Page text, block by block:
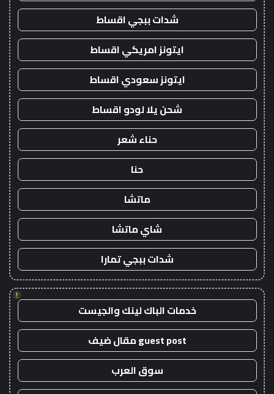
شدات ببجي اقساط
ايتونز امريكي اقساط
ايتونز سعودي اقساط
شحن يلا لودو اقساط
حناء شعر
حنا
ماتشا
شاي ماتشا
شدات ببجي تمارا
!
خدمات الباك لينك والجيست
guest post مقال ضيف
سوق العرب